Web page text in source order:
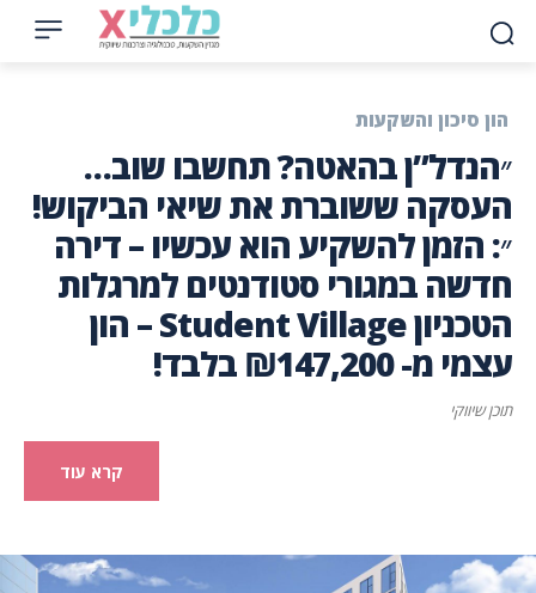
הון סיכון והשקעות
״הנדל”ן בהאטה? תחשבו שוב…
העסקה ששוברת את שיאי הביקוש!
״: הזמן להשקיע הוא עכשיו – דירה
חדשה במגורי סטודנטים למרגלות
הטכניון Student Village – הון
עצמי מ- ₪147,200 בלבד!
תוכן שיווקי
קרא עוד